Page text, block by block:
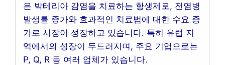
은 박테리아 감염을 치료하는 항생제로, 전염병
발생률 증가와 효과적인 치료법에 대한 수요 증
가로 시장이 성장하고 있습니다. 특히 유럽 지
역에서의 성장이 두드러지며, 주요 기업으로는
P, Q, R 등 여러 업체가 있습니다.